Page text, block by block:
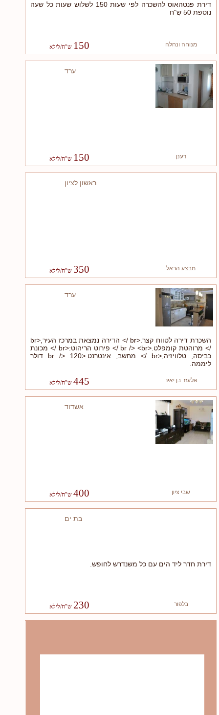
דירת פנטהאוס להשכרה לפי שעות 150 לשלוש שעות כל שעה
נוספת 50 שֲ"ח
מנוחה ונחלה 150
רענן 150
ערד
מבצע הראל 350
ראשון לציון
השכרת דירה לטווח קצר.<br /> הדירה נמצאת במרכז העיר,<br
/> מרוהטת קומפלט.<br /> <br /> פירוט הריהוט:<br /> מכונת
כביסה, טלוויזיה,<br /> מחשב, אינטרנט.<br /> 120 דולר
ליממה.
אלעזר בן יאיר 445
ערד
שבי ציון 400
אשדוד
דירת חדר ליד הים עם כל משנדרש לחופש.
בלפור 230
בת ים